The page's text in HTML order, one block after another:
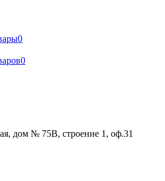
0
0
дом № 75В, строение 1, оф.31